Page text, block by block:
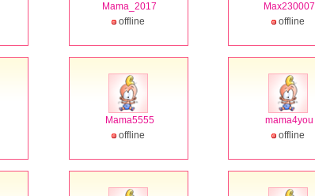
Mama_2017
offline
Max230007
offline
Mama5555
offline
mama4you
offline